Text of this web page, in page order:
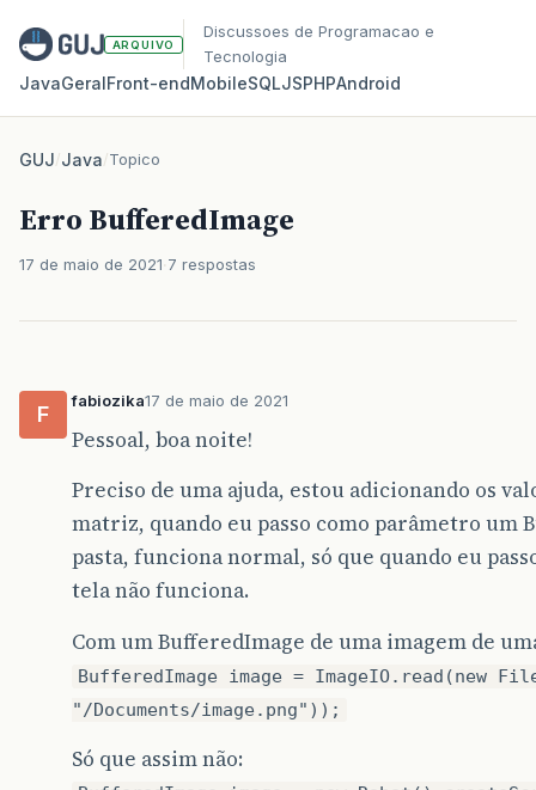
ARQUIVO
Discussoes de Programacao e
Tecnologia
JavaGeralFront‑endMobileSQLJSPHPAndroid
GUJ/Java/Topico
Erro BufferedImage
17 de maio de 2021 7 respostas
F
fabiozika17 de maio de 2021
Pessoal, boa noite!
Preciso de uma ajuda, estou adicionando os
matriz, quando eu passo como parâmetro um
pasta, funciona normal, só que quando eu
tela não funciona.
Com um BufferedImage de uma imagem de
BufferedImage image = ImageIO.read(new
"/Documents/image.png"));
Só que assim não: